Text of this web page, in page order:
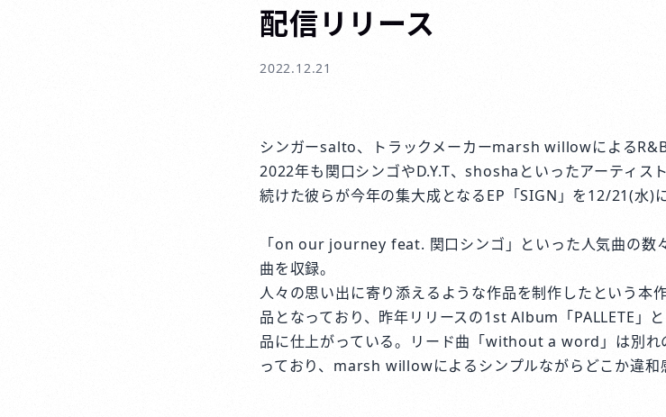
配信リリース
2022.12.21
シンガーsalto、トラックメーカーmarsh willowによる
2022年も関口シンゴやD.Y.T、shoshaといったアーティス
続けた彼らが今年の集大成となるEP「SIGN」を12/21(水)に
「on our journey feat. 関口シンゴ」といった人気曲の
曲を収録。
人々の思い出に寄り添えるような作品を制作したという本
品となっており、昨年リリースの1st Album「PALLETE」
品に仕上がっている。リード曲「without a word」は別れ
っており、marsh willowによるシンプルながらどこか違和